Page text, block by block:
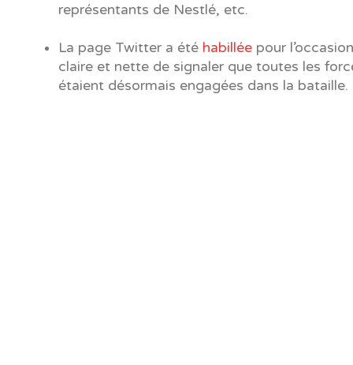
représentants de Nestlé, etc.
La page Twitter a été habilléepour
claire et nette de signaler que toutes les
étaient désormais engagées dans la bataille.